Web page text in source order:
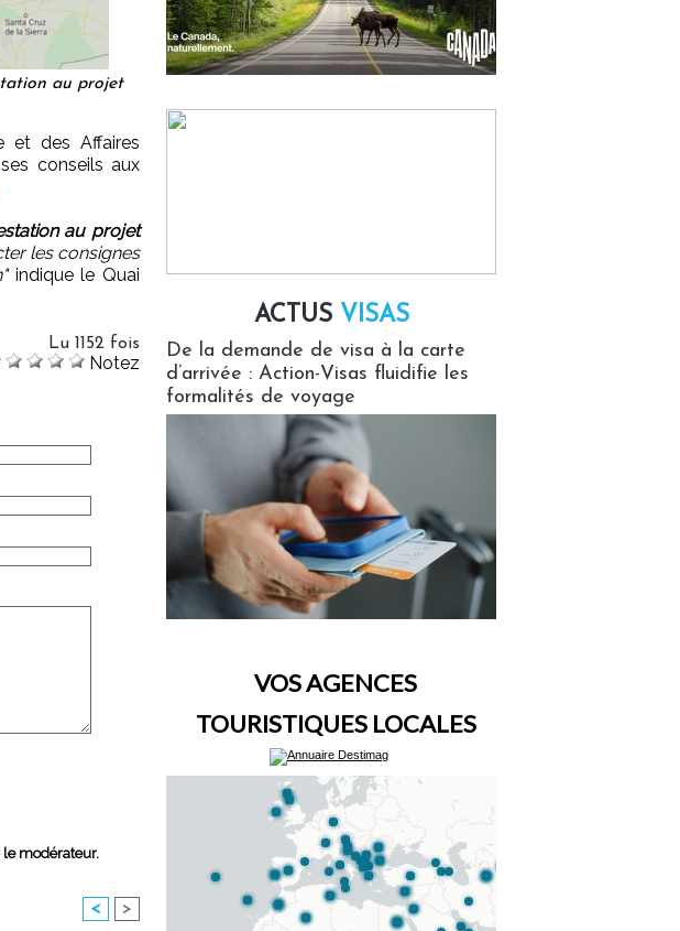
au projet
et des Affaires
conseils aux
au projet
les consignes
indique le Quai
Lu 1152 fois
Notez
modérateur.
< >
ACTUS VISAS
De la demande de visa à la carte
d’arrivée : Action-Visas fluidifie les
formalités de voyage
VOS AGENCES
TOURISTIQUES LOCALES